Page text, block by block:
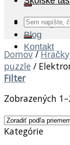
Katalóg
Blog
Kontakt
Hľadať:
Domov /
puzzle /
Filter
Zobrazených
Kategórie